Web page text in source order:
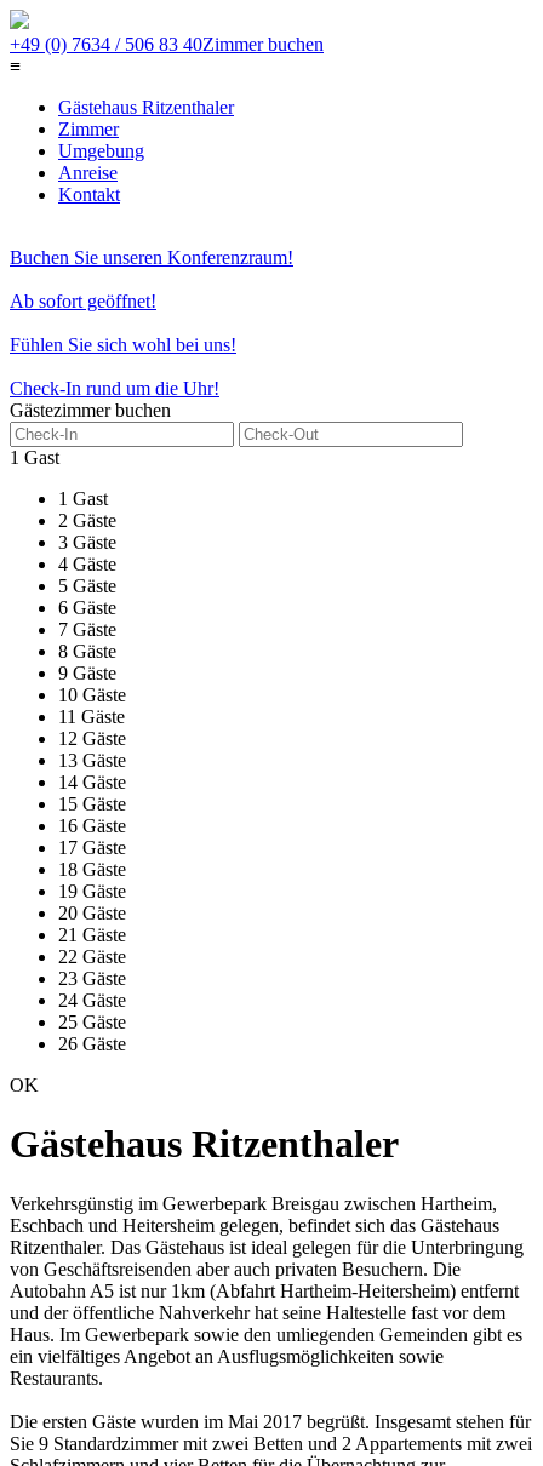
+49 (0) 7634 / 506 83 40Zimmer buchen
≡
Gästehaus Ritzenthaler
Zimmer
Umgebung
Anreise
Kontakt
Buchen Sie unseren Konferenzraum!
Ab sofort geöffnet!
Fühlen Sie sich wohl bei uns!
Check-In rund um die Uhr!
Gästezimmer buchen
1 Gast
1 Gast
2 Gäste
3 Gäste
4 Gäste
5 Gäste
6 Gäste
7 Gäste
8 Gäste
9 Gäste
10 Gäste
11 Gäste
12 Gäste
13 Gäste
14 Gäste
15 Gäste
16 Gäste
17 Gäste
18 Gäste
19 Gäste
20 Gäste
21 Gäste
22 Gäste
23 Gäste
24 Gäste
25 Gäste
26 Gäste
OK
Gästehaus Ritzenthaler
Verkehrsgünstig im Gewerbepark Breisgau zwischen Hartheim,
Eschbach und Heitersheim gelegen, befindet sich das Gästehaus
Ritzenthaler. Das Gästehaus ist ideal gelegen für die Unterbringung
von Geschäftsreisenden aber auch privaten Besuchern. Die
Autobahn A5 ist nur 1km (Abfahrt Hartheim-Heitersheim) entfernt
und der öffentliche Nahverkehr hat seine Haltestelle fast vor dem
Haus. Im Gewerbepark sowie den umliegenden Gemeinden gibt es
ein vielfältiges Angebot an Ausflugsmöglichkeiten sowie
Restaurants.
Die ersten Gäste wurden im Mai 2017 begrüßt. Insgesamt stehen für
Sie 9 Standardzimmer mit zwei Betten und 2 Appartements mit zwei